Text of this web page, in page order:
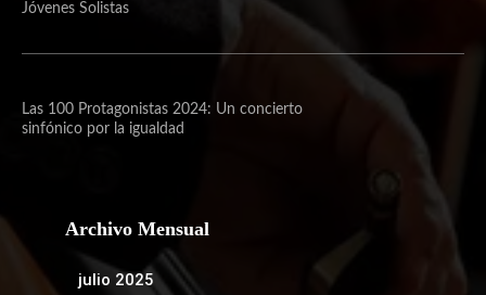
Jóvenes Solistas
Las 100 Protagonistas 2024: Un concierto
sinfónico por la igualdad
Archivo Mensual
julio 2025